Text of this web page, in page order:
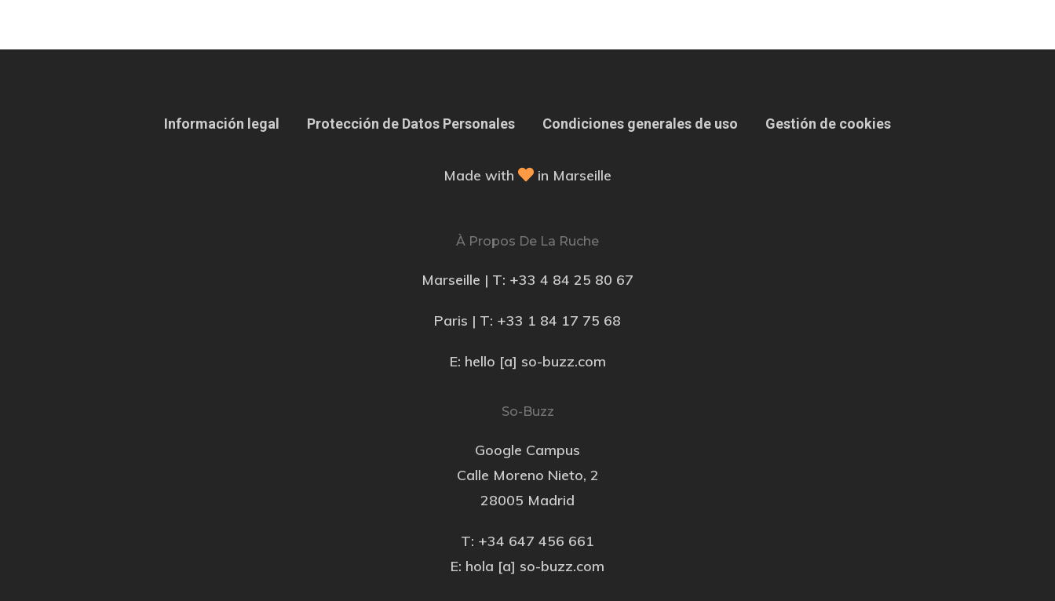
Información legal Protección de Datos Personales Condiciones generales de uso Gestión de cookies
Made with in Marseille
À Propos De La Ruche
Marseille | T: +33 4 84 25 80 67
Paris | T: +33 1 84 17 75 68
E: hello [a] so-buzz.com
So-Buzz
Google Campus
Calle Moreno Nieto, 2
28005 Madrid
T: +34 647 456 661
E: hola [a] so-buzz.com